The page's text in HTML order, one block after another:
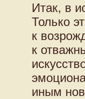
Итак, в
Только
к
к
иным